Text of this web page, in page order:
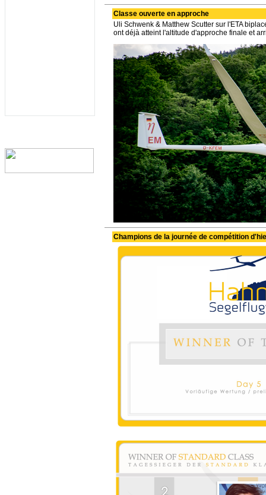
Classe ouverte en approche
Uli Schwenk & Matthew Scutter sur l'ETA
ont déjà atteint l'altitude d'approche finale et
Champions de la journée de compétition